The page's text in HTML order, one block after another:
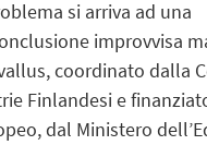
si arriva ad una
improvvisa
coordinato dalla
Finlandesi e
dal Ministero